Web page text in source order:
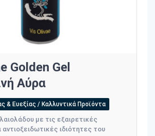
Golden Gel
Αύρα
& Ευεξίας / Καλλυντικά Προϊόντα
με τις εξαιρετικές
αντιοξειδωτικές ιδιότητες του